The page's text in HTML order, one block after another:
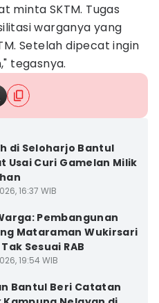
minta SKTM. Tugas
warganya yang
Setelah dipecat ingin
tegasnya.
di Seloharjo Bantul
Usai Curi Gamelan Milik
16:37 WIB
Pembangunan
Mataraman Wukirsari
Sesuai RAB
19:54 WIB
Bantul Beri Catatan